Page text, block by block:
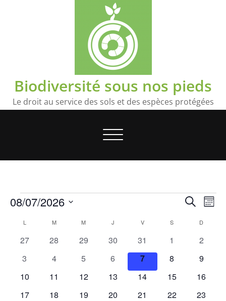
Biodiversité sous nos pieds
Le droit au service des sols et des espèces protégées
Toggle
Évènements
de
vues
Recherche
Mois
08/07/2026
une
date.
Calendrier
de
Évènements
L MMARDI M MERCREDI
J VVENDREDIS D
0
27
0
28
0
29
0
évènements
30
0
évènements
31
0
1
0
2
0
3
0
4
0
5
0
évènements
6
0
évènements
7
0
8
0
9
0
10
0
11
0
12
0
13
0
14
0
15
0
16
0
17
0
18
0
19
0
20
0
21
0
22
0
23